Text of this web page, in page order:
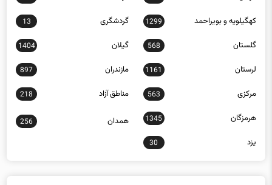
کهگیلویه و بویراحمد 1299 گردشگری 13
گلستان 568 گیلان 1404
لرستان 1161 مازندران 897
مرکزی 563 مناطق آزاد 218
هرمزگان 1345 همدان 256
یزد 30